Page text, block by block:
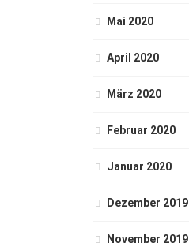
Mai 2020
April 2020
März 2020
Februar 2020
Januar 2020
Dezember 2019
November 2019